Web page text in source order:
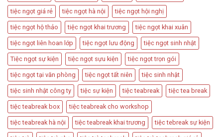
tiệc ngọt giá rẻ tiệc ngọt hà nội tiệc ngọt hội nghị
tiệc ngọt hộ thảo tiệc ngọt khai trương tiệc ngọt khai xuân
tiệc ngọt liên hoan lớp tiệc ngọt lưu động tiệc ngọt sinh nhật
Tiệc ngọt sự kiện tiệc ngọt sựu kiện tiệc ngọt trọn gói
tiệc ngọt tại văn phòng tiệc ngọt tất niên tiệc sinh nhật
tiệc sinh nhật công ty tiệc sự kiện tiệc teabreak tiệc tea break
tiệc teabreak box tiệc teabreak cho workshop
tiệc teabreak hà nội tiệc teabreak khai trương tiệc tebreak sự kiện